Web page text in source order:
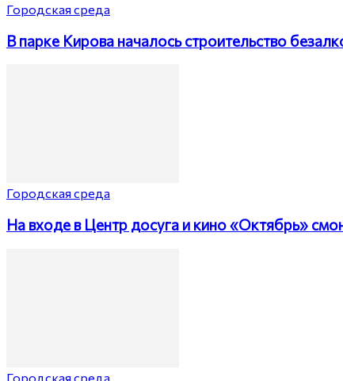
Городская среда
В парке Кирова началось строительство
Городская среда
На входе в Центр досуга и кино «Октябрь»
Городская среда